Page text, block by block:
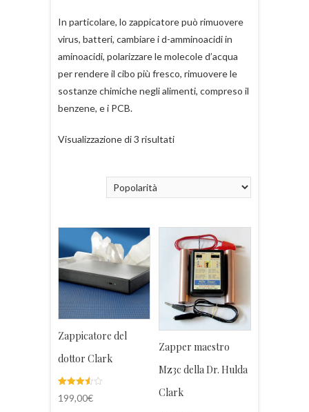
In particolare, lo zappicatore può rimuovere
virus, batteri, cambiare i d-amminoacidi in
aminoacidi, polarizzare le molecole d’acqua
per rendere il cibo più fresco, rimuovere le
sostanze chimiche negli alimenti, compreso il
benzene, e i PCB.
Visualizzazione di 3 risultati
Zappicatore del
dottor Clark
Valutato
3.57
7
199,00€
Zapper maestro
Mz3c della Dr. Hulda
Clark